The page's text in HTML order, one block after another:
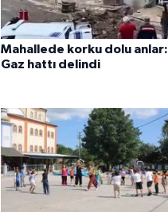
Mahallede korku dolu anlar:
Gaz hattı delindi